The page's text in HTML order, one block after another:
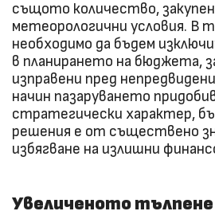
същото количество,
метеорологични условия. В
необходимо да бъдем
в планирането на бюджета,
изправени пред
начин пазаруването
стратегически характер,
решения е от съществено
избягване на излишни
Увеличеното